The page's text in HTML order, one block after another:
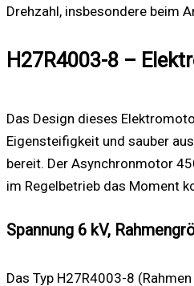
Drehzahl, insbesondere beim
H27R4003-8 –
Das Design dieses
Eigensteifigkeit und sauber
bereit. Der Asynchronmotor
im Regelbetrieb das Moment
Spannung 6 kV,
Das Typ H27R4003-8